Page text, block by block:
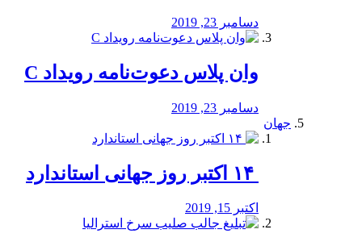
دسامبر 23, 2019
وان پلاس دعوت‌نامه رویداد C
دسامبر 23, 2019
جهان
اکتبر 15, 2019